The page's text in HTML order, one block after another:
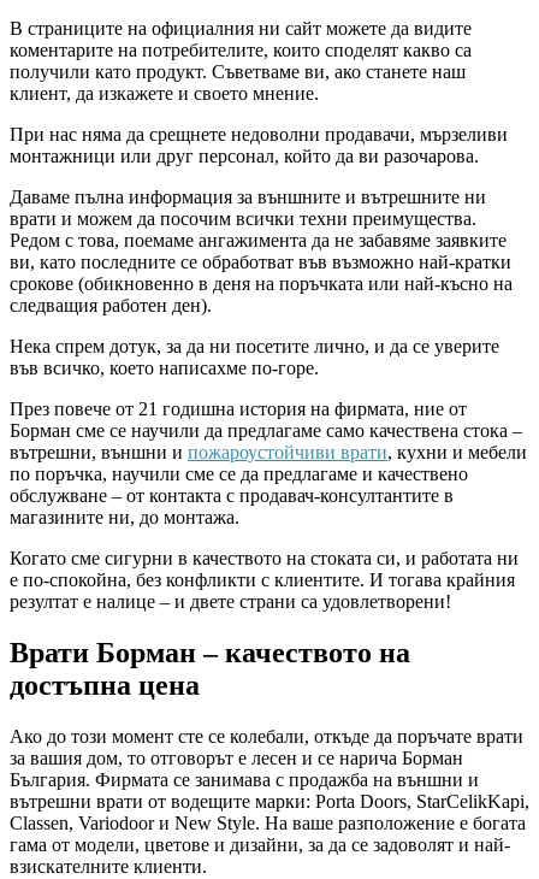
В страниците на официалния ни сайт можете да видите
коментарите на потребителите, които споделят какво са
получили като продукт. Съветваме ви, ако станете наш
клиент, да изкажете и своето мнение.
При нас няма да срещнете недоволни продавачи, мързеливи
монтажници или друг персонал, който да ви разочарова.
Даваме пълна информация за външните и вътрешните ни
врати и можем да посочим всички техни преимущества.
Редом с това, поемаме ангажимента да не забавяме заявките
ви, като последните се обработват във възможно най-кратки
срокове (обикновенно в деня на поръчката или най-късно на
следващия работен ден).
Нека спрем дотук, за да ни посетите лично, и да се уверите
във всичко, което написахме по-горе.
През повече от 21 годишна история на фирмата, ние от
Борман сме се научили да предлагаме само качествена стока –
вътрешни, външни и пожароустойчиви врати, кухни и мебели
по поръчка, научили сме се да предлагаме и качествено
обслужване – от контакта с продавач-консултантите в
магазините ни, до монтажа.
Когато сме сигурни в качеството на стоката си, и работата ни
е по-спокойна, без конфликти с клиентите. И тогава крайния
резултат е налице – и двете страни са удовлетворени!
Врати Борман – качеството на
достъпна цена
Ако до този момент сте се колебали, откъде да поръчате врати
за вашия дом, то отговорът е лесен и се нарича Борман
България. Фирмата се занимава с продажба на външни и
вътрешни врати от водещите марки: Porta Doors, StarCelikKapi,
Classen, Variodoor и New Style. На ваше разположение е богата
гама от модели, цветове и дизайни, за да се задоволят и най-
взискателните клиенти.